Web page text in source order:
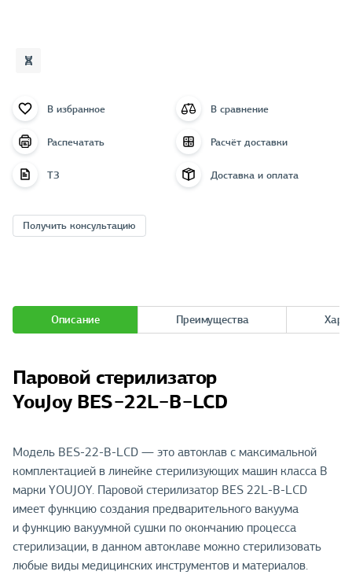
В избранное В сравнение
Распечатать Расчёт доставки
ТЗ Доставка и оплата
Получить консультацию
Описание Преимущества
Паровой стерилизатор
YouJoy BES−22L−B−LCD
Модель BES-22-B-LCD — это автоклав с максимальной
комплектацией в линейке стерилизующих машин класса В
марки YOUJOY. Паровой стерилизатор BES 22L-B-LCD
имеет функцию создания предварительного вакуума
и функцию вакуумной сушки по окончанию процесса
стерилизации, в данном автоклаве можно стерилизовать
любые виды медицинских инструментов и материалов.